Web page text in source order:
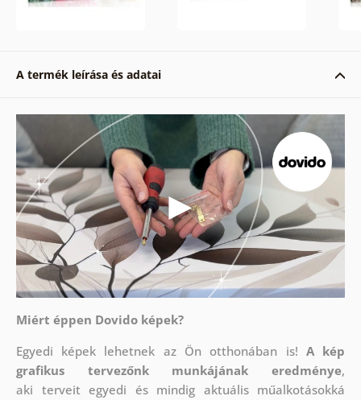
A termék leírása és adatai
Miért éppen Dovido képek?
Egyedi képek lehetnek az Ön otthonában is! A kép
grafikus tervezőnk munkájának eredménye,
aki terveit egyedi és mindig aktuális műalkotásokká